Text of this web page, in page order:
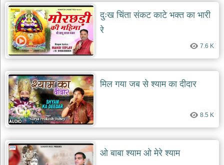
दुःख चिंता संकट काटे भक्त का भारी
रे
7.6 K
मिल गया जब से श्याम का दीदार
8.5 K
ओ बाबा श्याम ओ मेरे श्याम